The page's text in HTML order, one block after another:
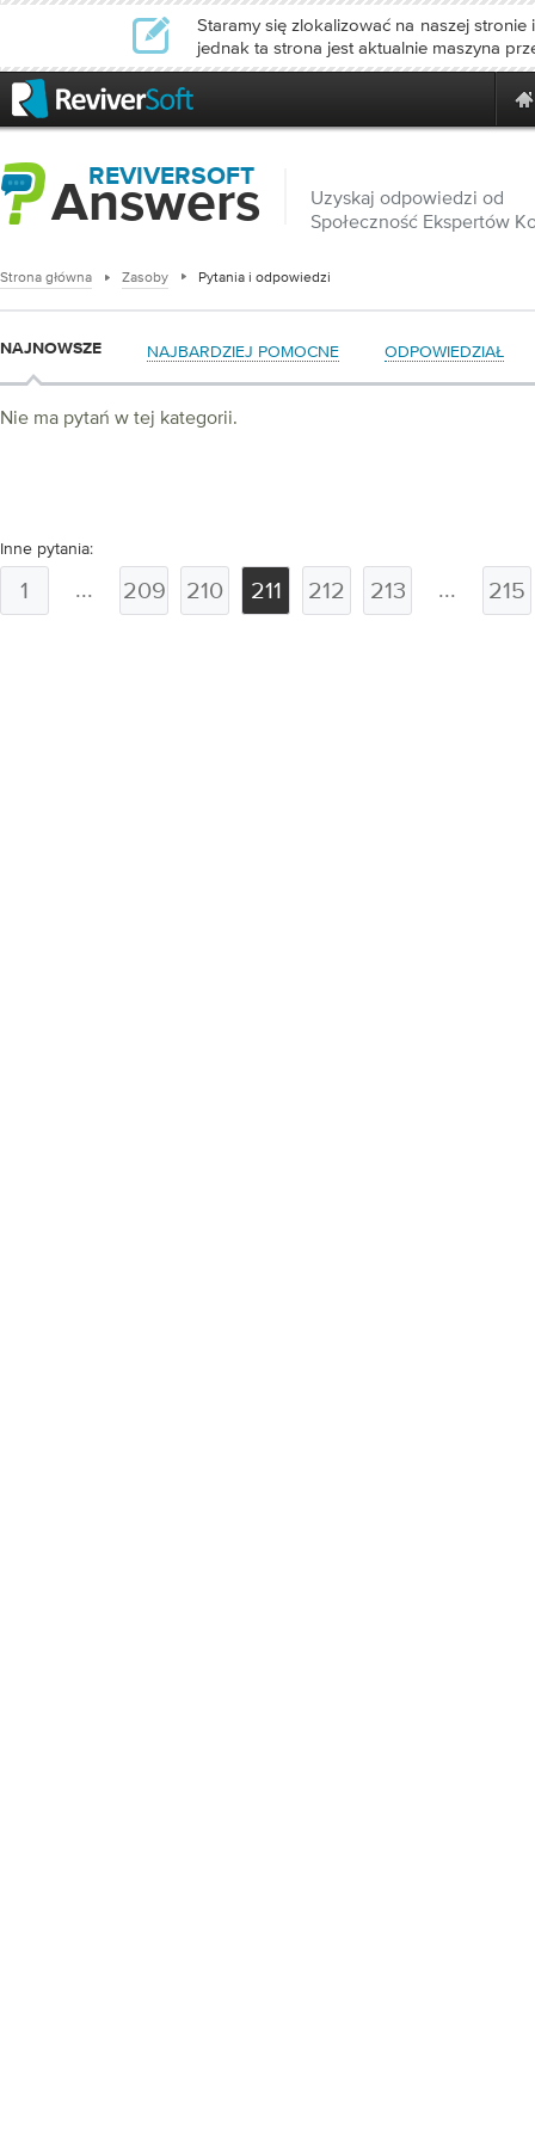
Staramy się zlokalizować na naszej
jednak ta strona jest aktualnie maszyna
REVIVERSOFT
Answers
Uzyskaj odpowiedzi od
Społeczność Ekspertów
Strona główna Zasoby Pytania i odpowiedzi
NAJNOWSZE NAJBARDZIEJ POMOCNE ODPOWIEDZIAŁ
Nie ma pytań w tej kategorii.
Inne pytania:
1 ... 209 210 211 212 213 ... 215